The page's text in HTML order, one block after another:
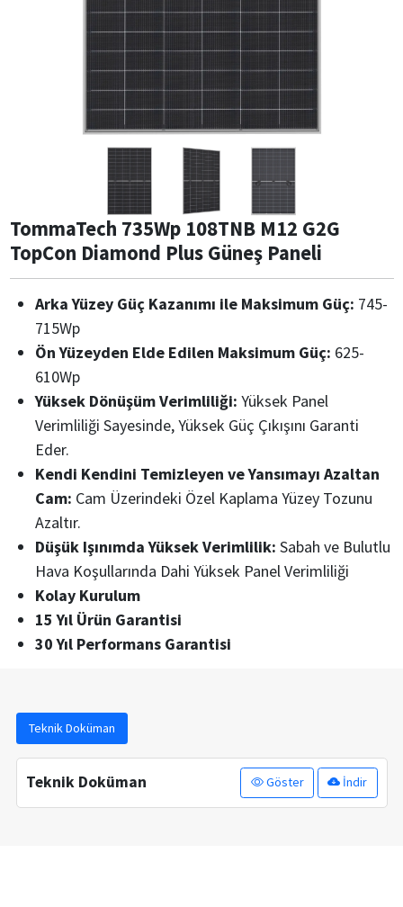
TommaTech 735Wp 108TNB M12 G2G
TopCon Diamond Plus Güneş Paneli
Arka Yüzey Güç Kazanımı ile Maksimum Güç: 745-
715Wp
Ön Yüzeyden Elde Edilen Maksimum Güç: 625-
610Wp
Yüksek Dönüşüm Verimliliği: Yüksek Panel
Verimliliği Sayesinde, Yüksek Güç Çıkışını Garanti
Eder.
Kendi Kendini Temizleyen ve Yansımayı Azaltan
Cam: Cam Üzerindeki Özel Kaplama Yüzey Tozunu
Azaltır.
Düşük Işınımda Yüksek Verimlilik: Sabah ve Bulutlu
Hava Koşullarında Dahi Yüksek Panel Verimliliği
Kolay Kurulum
15 Yıl Ürün Garantisi
30 Yıl Performans Garantisi
Teknik Doküman
Teknik Doküman Göster İndir